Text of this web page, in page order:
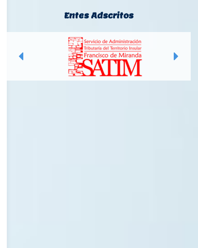
Entes Adscritos